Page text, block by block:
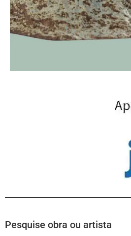
Pesquise obra ou artista